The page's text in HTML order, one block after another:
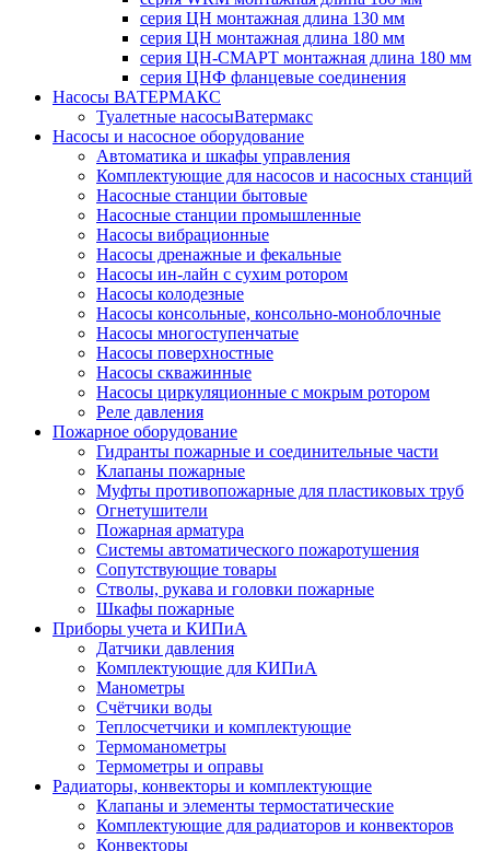
серия ЦН монтажная длина 130 мм
серия ЦН монтажная длина 180 мм
серия ЦН-СМАРТ монтажная длина 180 мм
серия ЦНФ фланцевые соединения
Насосы ВАТЕРМАКС
Туалетные насосыВатермакс
Насосы и насосное оборудование
Автоматика и шкафы управления
Комплектующие для насосов и насосных станций
Насосные станции бытовые
Насосные станции промышленные
Насосы вибрационные
Насосы дренажные и фекальные
Насосы ин-лайн с сухим ротором
Насосы колодезные
Насосы консольные, консольно-моноблочные
Насосы многоступенчатые
Насосы поверхностные
Насосы скважинные
Насосы циркуляционные с мокрым ротором
Реле давления
Пожарное оборудование
Гидранты пожарные и соединительные части
Клапаны пожарные
Муфты противопожарные для пластиковых труб
Огнетушители
Пожарная арматура
Системы автоматического пожаротушения
Сопутствующие товары
Стволы, рукава и головки пожарные
Шкафы пожарные
Приборы учета и КИПиА
Датчики давления
Комплектующие для КИПиА
Манометры
Счётчики воды
Теплосчетчики и комплектующие
Термоманометры
Термометры и оправы
Радиаторы, конвекторы и комплектующие
Клапаны и элементы термостатические
Комплектующие для радиаторов и конвекторов
Конвекторы